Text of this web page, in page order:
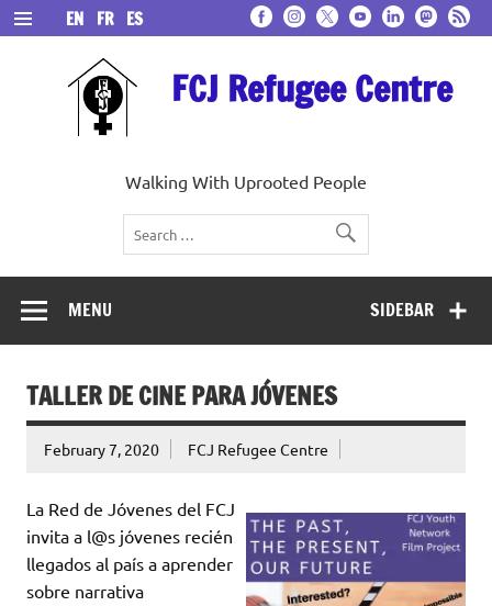
Skip
to
content
FCJ Refugee Centre
Walking With Uprooted People
EN FR ES
SIDEBAR
MENU
TALLER DE CINE PARA JÓVENES
February 7, 2020 FCJ Refugee Centre
La Red de Jóvenes del FCJ
invita a l@s jóvenes recién
llegados al país a aprender
sobre narrativa